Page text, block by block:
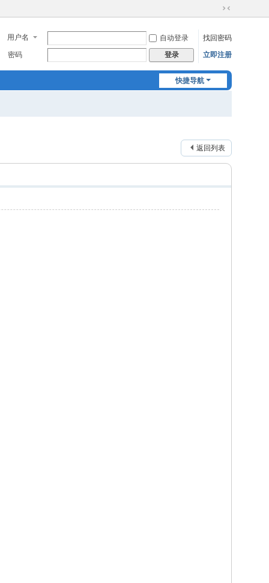
切
到
窄
用户名 自动登录
找回密码
密码
登录 立即注册
快捷导航
返回列表